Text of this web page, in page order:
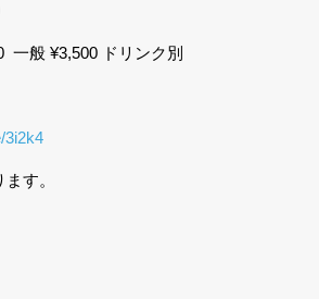
一般 ¥3,500 ドリンク別
3i2k4
す。